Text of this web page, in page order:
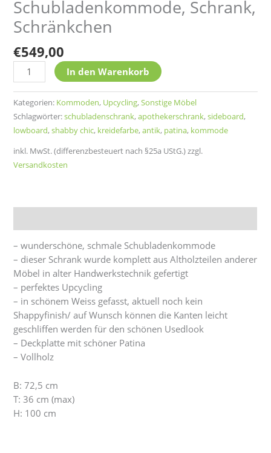
Schubladenkommode, Schrank,
Schränkchen
€549,00
In den Warenkorb
Kategorien: Kommoden, Upcycling,Sonstige Möbel
Schlagwörter:schubladenschrank,apothekerschrank,sideboard,
lowboard,shabby chic, kreidefarbe,antik, patina, kommode
inkl. MwSt. (differenzbesteuert nach §25a UStG.)zzgl.
Versandkosten
– wunderschöne, schmale Schubladenkommode
– dieser Schrank wurde komplett aus Altholzteilen anderer
Möbel in alter Handwerkstechnik gefertigt
– perfektes Upcycling
– in schönem Weiss gefasst, aktuell noch kein
Shappyfinish/ auf Wunsch können die Kanten leicht
geschliffen werden für den schönen Usedlook
– Deckplatte mit schöner Patina
– Vollholz
B: 72,5 cm
T: 36 cm (max)
H: 100 cm